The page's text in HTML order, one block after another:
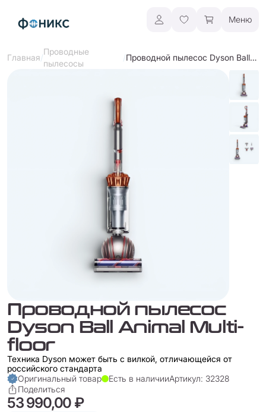
Меню
Главная/
Проводные
пылесосы
/ Проводной пылесос Dyson Ball Animal Multi-floor
Проводной пылесос
Dyson Ball Animal Multi-
floor
Техника Dyson может быть с вилкой, отличающейся от
российского стандарта
Оригинальный товар
Есть в наличииАртикул: 32328
Поделиться
53 990,00 ₽